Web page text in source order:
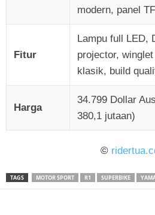
modern, panel
Fitur
Lampu full LED,
projector,
klasik, build
Harga
34.799 Dollar
380,1 jutaan)
©
TAGS MOTOR SPORT R1 SUPERBIKE